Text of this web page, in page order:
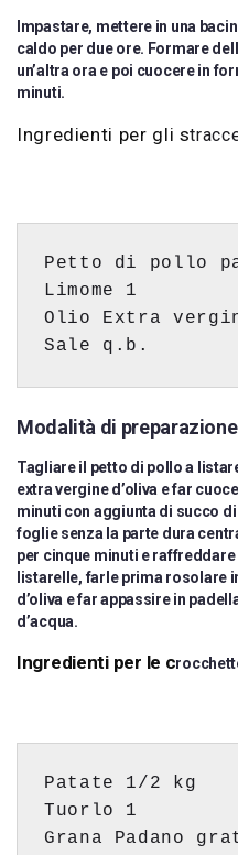
Impastare, mettere in una
caldo per due ore. Formare
un’altra ora e poi cuocere in
minuti.
Ingredienti per gli s
Petto di pollo
Limome 1
Olio Extra
Sale q.b.
Modalità di
Tagliare il petto di pollo a
extra vergine d’oliva e far
minuti con aggiunta di succo
foglie senza la parte dura
per cinque minuti e
listarelle, farle prima rosolare
d’oliva e far appassire in
d’acqua.
Ingredienti per le c
Patate 1/2 kg
Tuorlo 1
Grana Padano